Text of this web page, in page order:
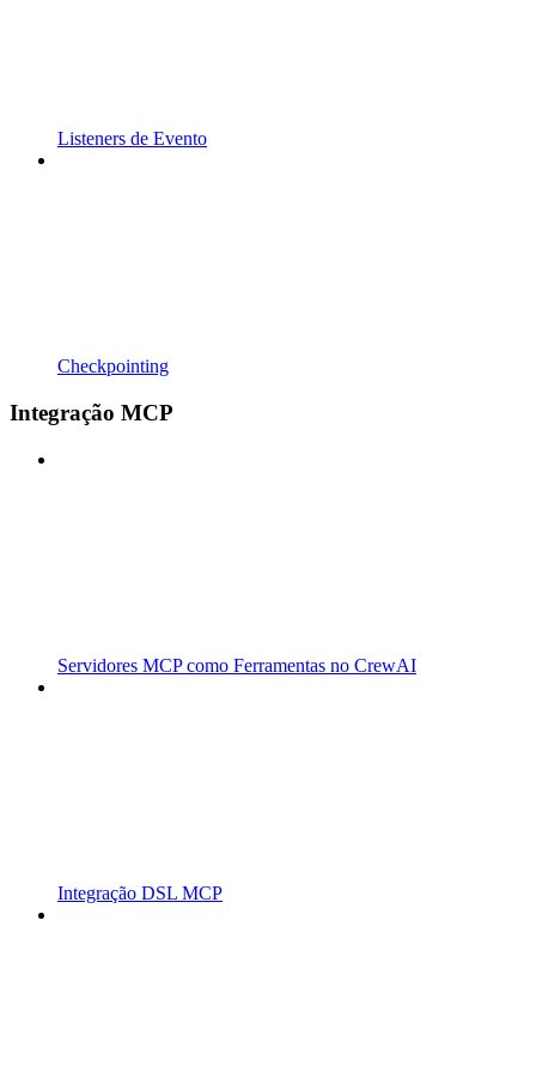
Listeners de Evento
Checkpointing
Integração MCP
Servidores MCP como Ferramentas no CrewAI
Integração DSL MCP